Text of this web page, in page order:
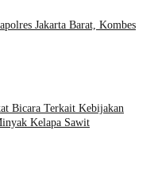
Jakarta Barat, Kombes
Bicara Terkait Kebijakan
Kelapa Sawit